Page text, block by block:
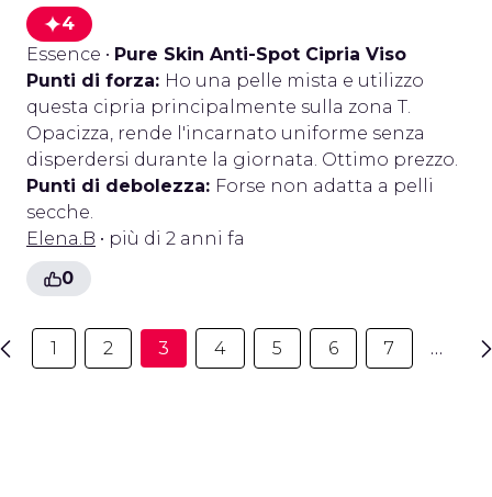
4
Essence • Pure Skin Anti-Spot Cipria Viso
Punti di forza: Ho una pelle mista e utilizzo
questa cipria principalmente sulla zona T.
Opacizza, rende l'incarnato uniforme senza
disperdersi durante la giornata. Ottimo prezzo.
Punti di debolezza: Forse non adatta a pelli
secche.
Elena.B • più di 2 anni fa
0
1 2 3 4 5 6 7 …